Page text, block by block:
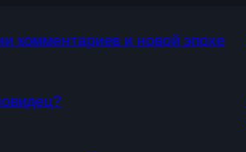
комментариев и новой эпохе